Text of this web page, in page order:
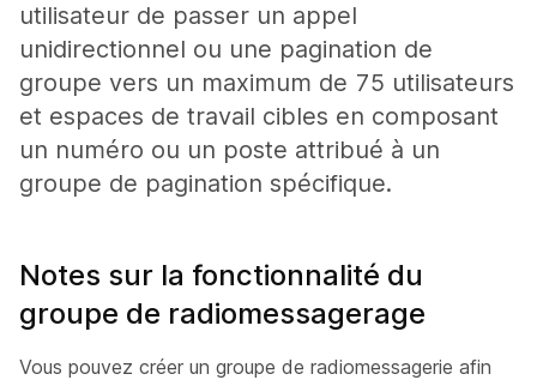
utilisateur de passer un appel
unidirectionnel ou une pagination de
groupe vers un maximum de 75 utilisateurs
et espaces de travail cibles en composant
un numéro ou un poste attribué à un
groupe de pagination spécifique.
Notes sur la fonctionnalité du
groupe de radiomessagerage
Vous pouvez créer un groupe de radiomessagerie afin